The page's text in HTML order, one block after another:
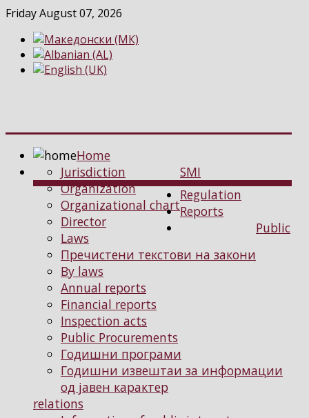
Friday August 07, 2026
Home
SMI
Jurisdiction
Organization
Organizational chart
Director
Regulation
Laws
Пречистени текстови на закони
By laws
Reports
Annual reports
Financial reports
Inspection acts
Public Procurements
Годишни програми
Годишни извештаи за информации
од јавен карактер
Public
relations